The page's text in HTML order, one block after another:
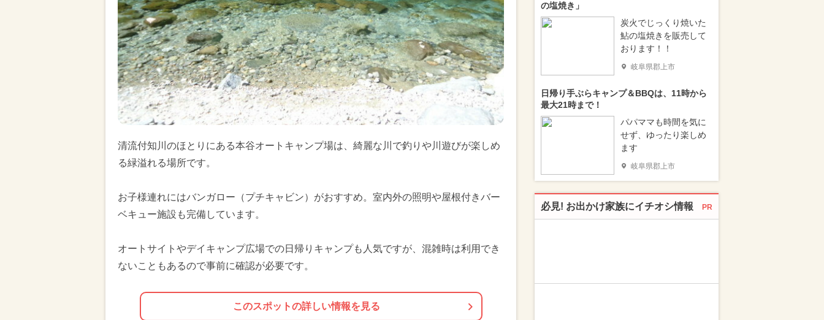
清流付知川のほとりにある本谷オートキャンプ場は、綺麗な川で釣りや川遊びが楽しめ
る緑溢れる場所です。
お子様連れにはバンガロー（プチキャビン）がおすすめ。室内外の照明や屋根付きバー
ベキュー施設も完備しています。
オートサイトやデイキャンプ広場での日帰りキャンプも人気ですが、混雑時は利用でき
ないこともあるので事前に確認が必要です。
このスポットの詳しい情報を見る
の塩焼き」
炭火でじっくり焼いた
鮎の塩焼きを販売して
おります！！
岐阜県郡上市
日帰り手ぶらキャンプ＆BBQは、11時から
最大21時まで！
パパママも時間を気に
せず、ゆったり楽しめ
ます
岐阜県郡上市
必見! お出かけ家族にイチオシ情報 PR